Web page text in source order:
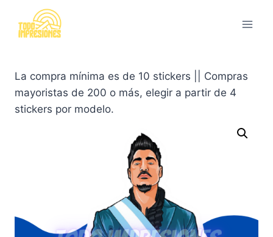
contenido
La compra mínima es de 10 stickers || Compras
mayoristas de 200 o más, elegir a partir de 4
stickers por modelo.